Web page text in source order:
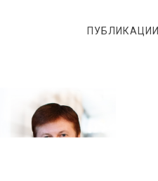
ПУБЛИКАЦИИ